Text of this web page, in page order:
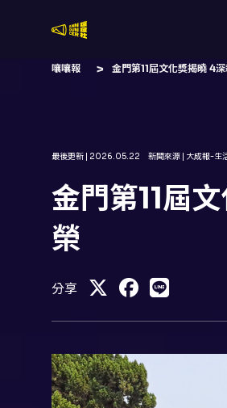
嚷嚷報 金門第11屆文化獎揭曉 4
最後更新 | 2026.05.22 新聞來源 | 大成報-生
金門第11屆
榮
分享